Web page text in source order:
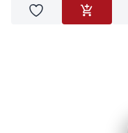
Dodaj u omiljene
DODAJ U